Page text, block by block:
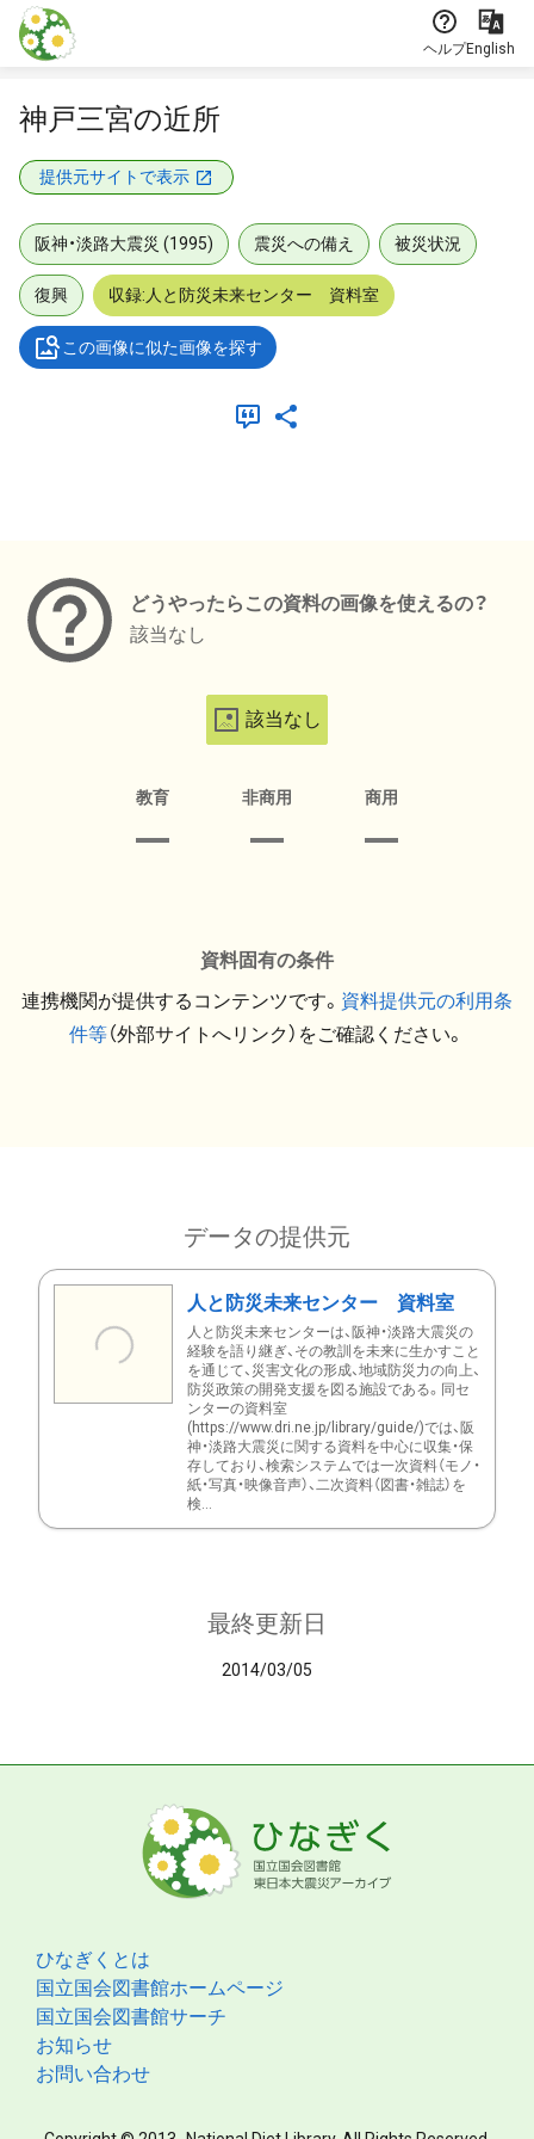
本文に飛ぶ
ヘルプEnglish
神戸三宮の近所
提供元サイトで表示
阪神・淡路大震災 (1995) 震災への備え 被災状況
復興 収録:人と防災未来センター 資料室
この画像に似た画像を探す
どうやったらこの資料の画像を使えるの？
該当なし
該当なし
教育 非商用 商用
資料固有の条件
連携機関が提供するコンテンツです。 資料提供元の利用条
件等（外部サイトへリンク）をご確認ください。
データの提供元
人と防災未来センター 資料室
人と防災未来センターは、阪神・淡路大震災の
経験を語り継ぎ、その教訓を未来に生かすこと
を通じて、災害文化の形成、地域防災力の向上、
防災政策の開発支援を図る施設である。同セ
ンターの資料室
(https://www.dri.ne.jp/library/guide/)では、阪
神・淡路大震災に関する資料を中心に収集・保
存しており、検索システムでは一次資料（モノ・
紙・写真・映像音声）、二次資料（図書・雑誌）を
検...
最終更新日
2014/03/05
ひなぎくとは
国立国会図書館ホームページ
国立国会図書館サーチ
お知らせ
お問い合わせ